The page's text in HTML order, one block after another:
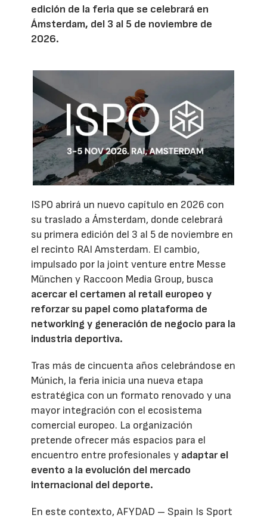
edición de la feria que se celebrará en
Ámsterdam, del 3 al 5 de noviembre de
2026.
ISPO abrirá un nuevo capítulo en 2026 con
su traslado a Ámsterdam, donde celebrará
su primera edición del 3 al 5 de noviembre en
el recinto RAI Amsterdam. El cambio,
impulsado por la joint venture entre Messe
München y Raccoon Media Group, busca
acercar el certamen al retail europeo y
reforzar su papel como plataforma de
networking y generación de negocio para la
industria deportiva.
Tras más de cincuenta años celebrándose en
Múnich, la feria inicia una nueva etapa
estratégica con un formato renovado y una
mayor integración con el ecosistema
comercial europeo. La organización
pretende ofrecer más espacios para el
encuentro entre profesionales y adaptar el
evento a la evolución del mercado
internacional del deporte.
En este contexto, AFYDAD – Spain Is Sport